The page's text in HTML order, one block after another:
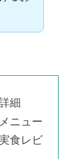
細
ニュー
食レビ